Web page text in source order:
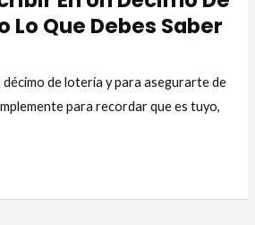
Lo Que Debes Saber
décimo de lotería y para asegurarte de
para recordar que es tuyo,